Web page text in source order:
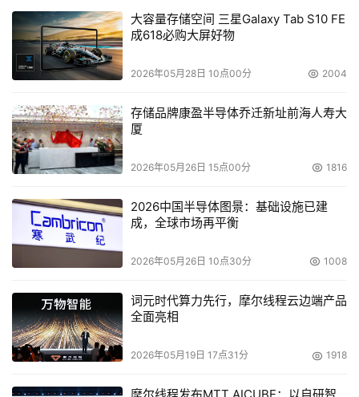
大容量存储空间 三星Galaxy Tab S10 FE
成618必购大屏好物
2026年05月28日 10点00分 2004
存储品牌康盈半导体乔迁新址前海人寿大
厦
2026年05月26日 15点00分 1816
2026中国半导体图景：基础设施已建
成，全球市场再平衡
2026年05月26日 10点30分 1008
词元时代算力先行，摩尔线程云边端产品
全面亮相
2026年05月19日 17点31分 1918